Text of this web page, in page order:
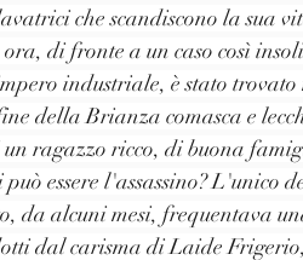
che scandiscono la sua
di fronte a un caso così
industriale, è stato
della Brianza comasca e
ragazzo ricco, di buona
può essere l'assassino?
da alcuni mesi, frequentava
dal carisma di Laide